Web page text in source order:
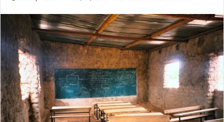
v
o
y
e
r
u
c
o